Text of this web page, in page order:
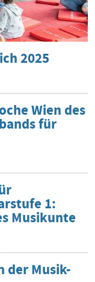
2025
Wien des
für
1:
Musikunte
der Musik-